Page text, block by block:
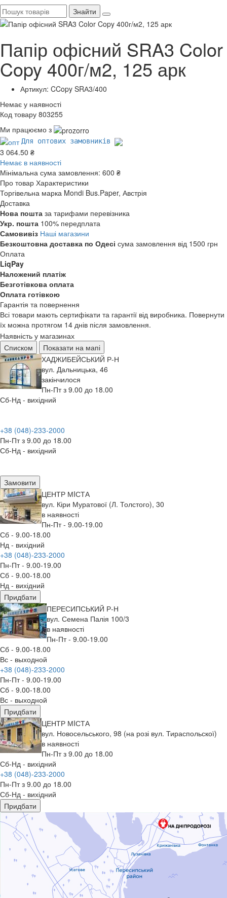
Знайти
Папір офісний SRA3 Color
Copy 400г/м2, 125 арк
Артикул: CCopy SRА3/400
Немає у наявності
Код товару 803255
Ми працюємо з
Для оптових замовників
3 064.50 ₴
Немає в наявності
Мінімальна сума замовлення: 600 ₴
Про товар Характеристики
Торгівельна марка Mondi Bus.Paper, Австрія
Доставка
Нова пошта за тарифами перевізника
Укр. пошта 100% передплата
Самовивіз Наші магазини
Безкоштовна доставка по Одесі сума замовлення від 1500 грн
Оплата
LiqPay
Наложений платіж
Безготівкова оплата
Оплата готівкою
Гарантія та повернення
Всі товари мають сертифікати та гарантії від виробника. Повернути
їх можна протягом 14 днів після замовлення.
Наявність у магазинах
Списком
Показати на мапі
ХАДЖИБЕЙСЬКИЙ Р-Н
вул. Дальницька, 46
закінчилося
Пн-Пт з 9.00 до 18.00
Сб-Нд - вихідний
+38 (048)-233-2000
Пн-Пт з 9.00 до 18.00
Сб-Нд - вихідний
Замовити
ЦЕНТР МIСТА
вул. Кіри Муратової (Л. Толстого), 30
в наявності
Пн-Пт - 9.00-19.00
Сб - 9.00-18.00
Нд - вихідний
+38 (048)-233-2000
Пн-Пт - 9.00-19.00
Сб - 9.00-18.00
Нд - вихідний
Придбати
ПЕРЕСИПСЬКИЙ Р-Н
вул. Семена Палія 100/3
в наявності
Пн-Пт - 9.00-19.00
Сб - 9.00-18.00
Вс - выходной
+38 (048)-233-2000
Пн-Пт - 9.00-19.00
Сб - 9.00-18.00
Вс - выходной
Придбати
ЦЕНТР МIСТА
вул. Новосельського, 98 (на розі вул. Тираспольскої)
в наявності
Пн-Пт з 9.00 до 18.00
Сб-Нд - вихідний
+38 (048)-233-2000
Пн-Пт з 9.00 до 18.00
Сб-Нд - вихідний
Придбати